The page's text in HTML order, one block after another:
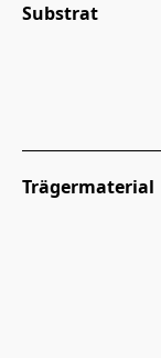
Substrat
Trägermaterial